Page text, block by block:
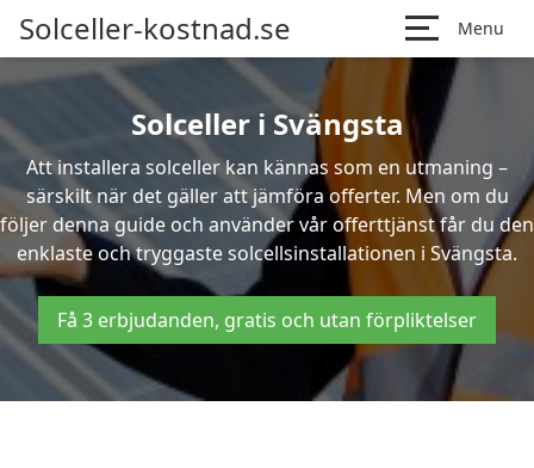
Solceller-kostnad.se Menu
Solceller i Svängsta
Att installera solceller kan kännas som en utmaning –
särskilt när det gäller att jämföra offerter. Men om du
följer denna guide och använder vår offerttjänst får du den
enklaste och tryggaste solcellsinstallationen i Svängsta.
Få 3 erbjudanden, gratis och utan förpliktelser